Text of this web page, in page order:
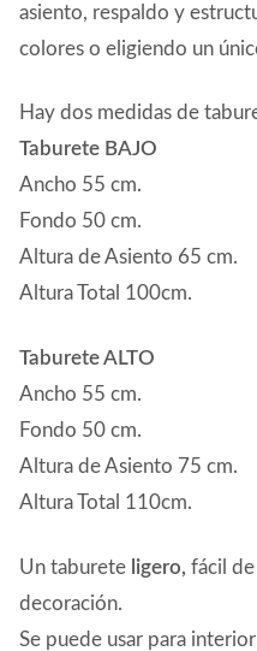
asiento, respaldo y
colores o eligiendo un
Hay dos medidas de
Taburete BAJO
Ancho 55 cm.
Fondo 50 cm.
Altura de Asiento 65 cm.
Altura Total 100cm.
Taburete ALTO
Ancho 55 cm.
Fondo 50 cm.
Altura de Asiento 75 cm.
Altura Total 110cm.
Un taburete ligero, fácil
decoración.
Se puede usar para